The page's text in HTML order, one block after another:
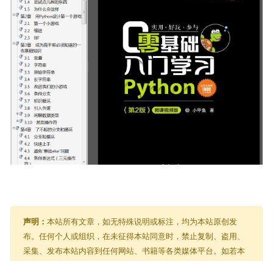
声明： 本站所有文章，如无特殊说明或标注，均为本站原创发
布。任何个人或组织，在未征得本站同意时，禁止复制、盗用、
采集、发布本站内容到任何网站、书籍等各类媒体平台。如若本